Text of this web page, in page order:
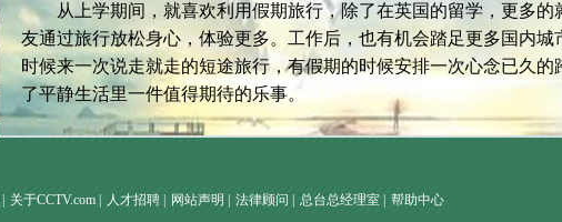
从上学期间，就喜欢利用假期旅行，除了在英国的留学，更多的
友通过旅行放松身心，体验更多。工作后，也有机会踏足更多国内城
时候来一次说走就走的短途旅行，有假期的时候安排一次心念已久的
了平静生活里一件值得期待的乐事。
关于CCTV.com 人才招聘 网站声明 法律顾问 总台总经理室 帮助中心